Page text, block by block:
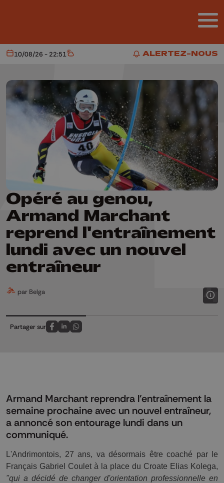
ALERTEZ-NOUS
ALERTEZ-NOUS
Aujourd'hui
10/08/26 - 22:51 Météo
Opéré au genou,
Armand Marchant
reprend l'entraînement
lundi avec un nouvel
entraîneur
par Belga
Partager sur
Partagez sur FaceBook
Partagez sur LinkedIn
Partagez sur Whatsapp
Armand Marchant reprendra l'entraînement la
semaine prochaine avec un nouvel entraîneur,
a annoncé son entourage lundi dans un
communiqué.
L'Andrimontois, 27 ans, va désormais être coaché par le
"qui a décidé de changer d'orientation professionnelle en